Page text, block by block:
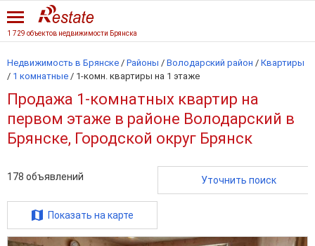
1 729 объектов недвижимости Брянска
Недвижимость в Брянске / Районы / Володарский район / Квартиры
/ 1 комнатные / 1-комн. квартиры на 1 этаже
Продажа 1-комнатных квартир на
первом этаже в районе Володарский в
Брянске, Городской округ Брянск
178 объявлений Уточнить поиск
Показать на карте